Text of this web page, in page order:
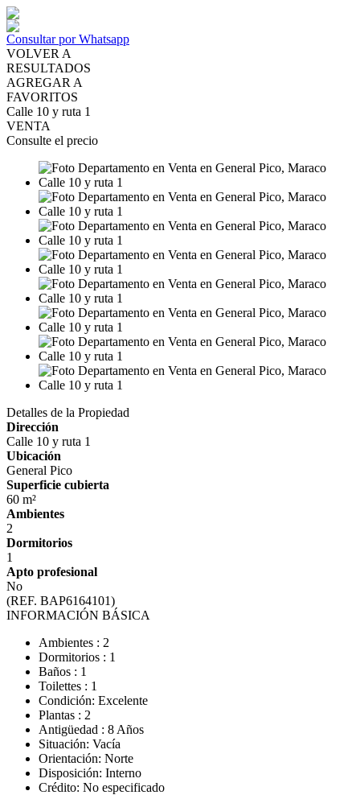
Consultar por Whatsapp
VOLVER A
RESULTADOS
AGREGAR A
FAVORITOS
Calle 10 y ruta 1
VENTA
Consulte el precio
Detalles de la Propiedad
Dirección
Calle 10 y ruta 1
Ubicación
General Pico
Superficie cubierta
60 m²
Ambientes
2
Dormitorios
1
Apto profesional
No
(REF. BAP6164101)
INFORMACIÓN BÁSICA
Ambientes : 2
Dormitorios : 1
Baños : 1
Toilettes : 1
Condición: Excelente
Plantas : 2
Antigüedad : 8 Años
Situación: Vacía
Orientación: Norte
Disposición: Interno
Crédito: No especificado